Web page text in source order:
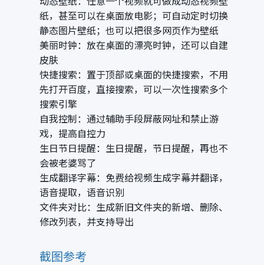
纸，甚至可以在桌面放电影；可自动定时切换
静态图片壁纸；也可以把很多网页作为壁纸
美丽时钟：放在桌面的漂亮时钟，还可以自建
皮肤
快捷搜索：置于顶部或桌面的快捷搜索，不用
先打开百度，直接搜索，可以一次性搜索多个
搜索引擎
自我控制：通过辅助手段屏蔽网址和禁止游
戏，提高自控力
生日节日提醒：生日提醒，节日提醒，再也不
会被老婆骂了
生成翻译字幕：免费给视频生成字幕并翻译，
语音提取，语音识别
文件夹对比：生成新旧文件夹的新增、删除、
修改列表，并支持导出
截图参考